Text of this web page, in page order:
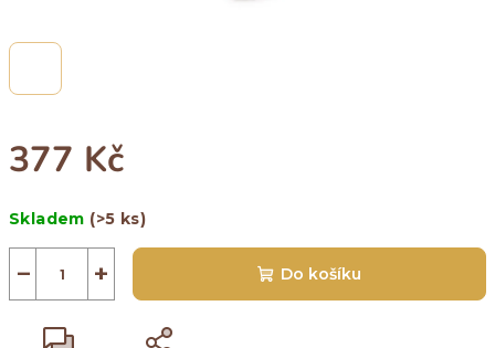
377 Kč
cena:
Skladem (>5 ks)
+
− Do košíku